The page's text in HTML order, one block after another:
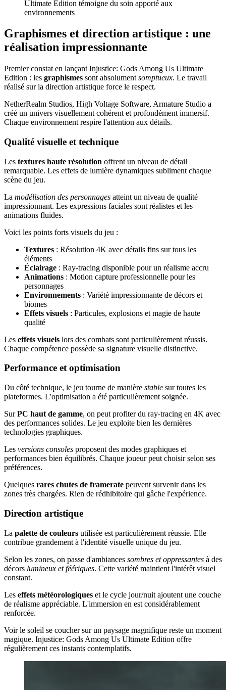
Ultimate Edition témoigne du soin apporté aux
environnements
Graphismes et direction artistique : une
réalisation impressionnante
Premier constat en lançant Injustice: Gods Among Us Ultimate
Edition : les graphismes sont absolument somptueux. Le travail
réalisé sur la direction artistique force le respect.
NetherRealm Studios, High Voltage Software, Armature Studio a
créé un univers visuellement cohérent et profondément immersif.
Chaque environnement respire l'attention aux détails.
Qualité visuelle et technique
Les textures haute résolution offrent un niveau de détail
remarquable. Les effets de lumière dynamiques subliment chaque
scène du jeu.
La modélisation des personnages atteint un niveau de qualité
impressionnant. Les expressions faciales sont réalistes et les
animations fluides.
Voici les points forts visuels du jeu :
Textures : Résolution 4K avec détails fins sur tous les
éléments
Éclairage : Ray-tracing disponible pour un réalisme accru
Animations : Motion capture professionnelle pour les
personnages
Environnements : Variété impressionnante de décors et
biomes
Effets visuels : Particules, explosions et magie de haute
qualité
Les effets visuels lors des combats sont particulièrement réussis.
Chaque compétence possède sa signature visuelle distinctive.
Performance et optimisation
Du côté technique, le jeu tourne de manière stable sur toutes les
plateformes. L'optimisation a été particulièrement soignée.
SurPC haut de gamme, on peut profiter du ray-tracing en 4K avec
des performances solides. Le jeu exploite bien les dernières
technologies graphiques.
Les versions consoles proposent des modes graphiques et
performances bien équilibrés. Chaque joueur peut choisir selon ses
préférences.
Quelques rares chutes de framerate peuvent survenir dans les
zones très chargées. Rien de rédhibitoire qui gâche l'expérience.
Direction artistique
La palette de couleurs utilisée est particulièrement réussie. Elle
contribue grandement à l'identité visuelle unique du jeu.
Selon les zones, on passe d'ambiances sombres et oppressantes à des
décors lumineux et féériques. Cette variété maintient l'intérêt visuel
constant.
Les effets météorologiques et le cycle jour/nuit ajoutent une couche
de réalisme appréciable. L'immersion en est considérablement
renforcée.
Voir le soleil se coucher sur un paysage magnifique reste un moment
magique. Injustice: Gods Among Us Ultimate Edition offre
régulièrement ces instants contemplatifs.